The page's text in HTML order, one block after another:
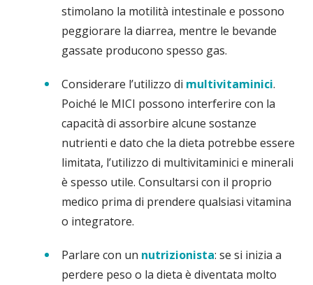
stimolano la motilità intestinale e possono
peggiorare la diarrea, mentre le bevande
gassate producono spesso gas.
Considerare l’utilizzo di multivitaminici.
Poiché le MICI possono interferire con la
capacità di assorbire alcune sostanze
nutrienti e dato che la dieta potrebbe essere
limitata, l’utilizzo di multivitaminici e minerali
è spesso utile. Consultarsi con il proprio
medico prima di prendere qualsiasi vitamina
o integratore.
Parlare con un nutrizionista: se si inizia a
perdere peso o la dieta è diventata molto